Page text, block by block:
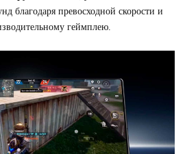
благодаря превосходной скорости и
геймплею.